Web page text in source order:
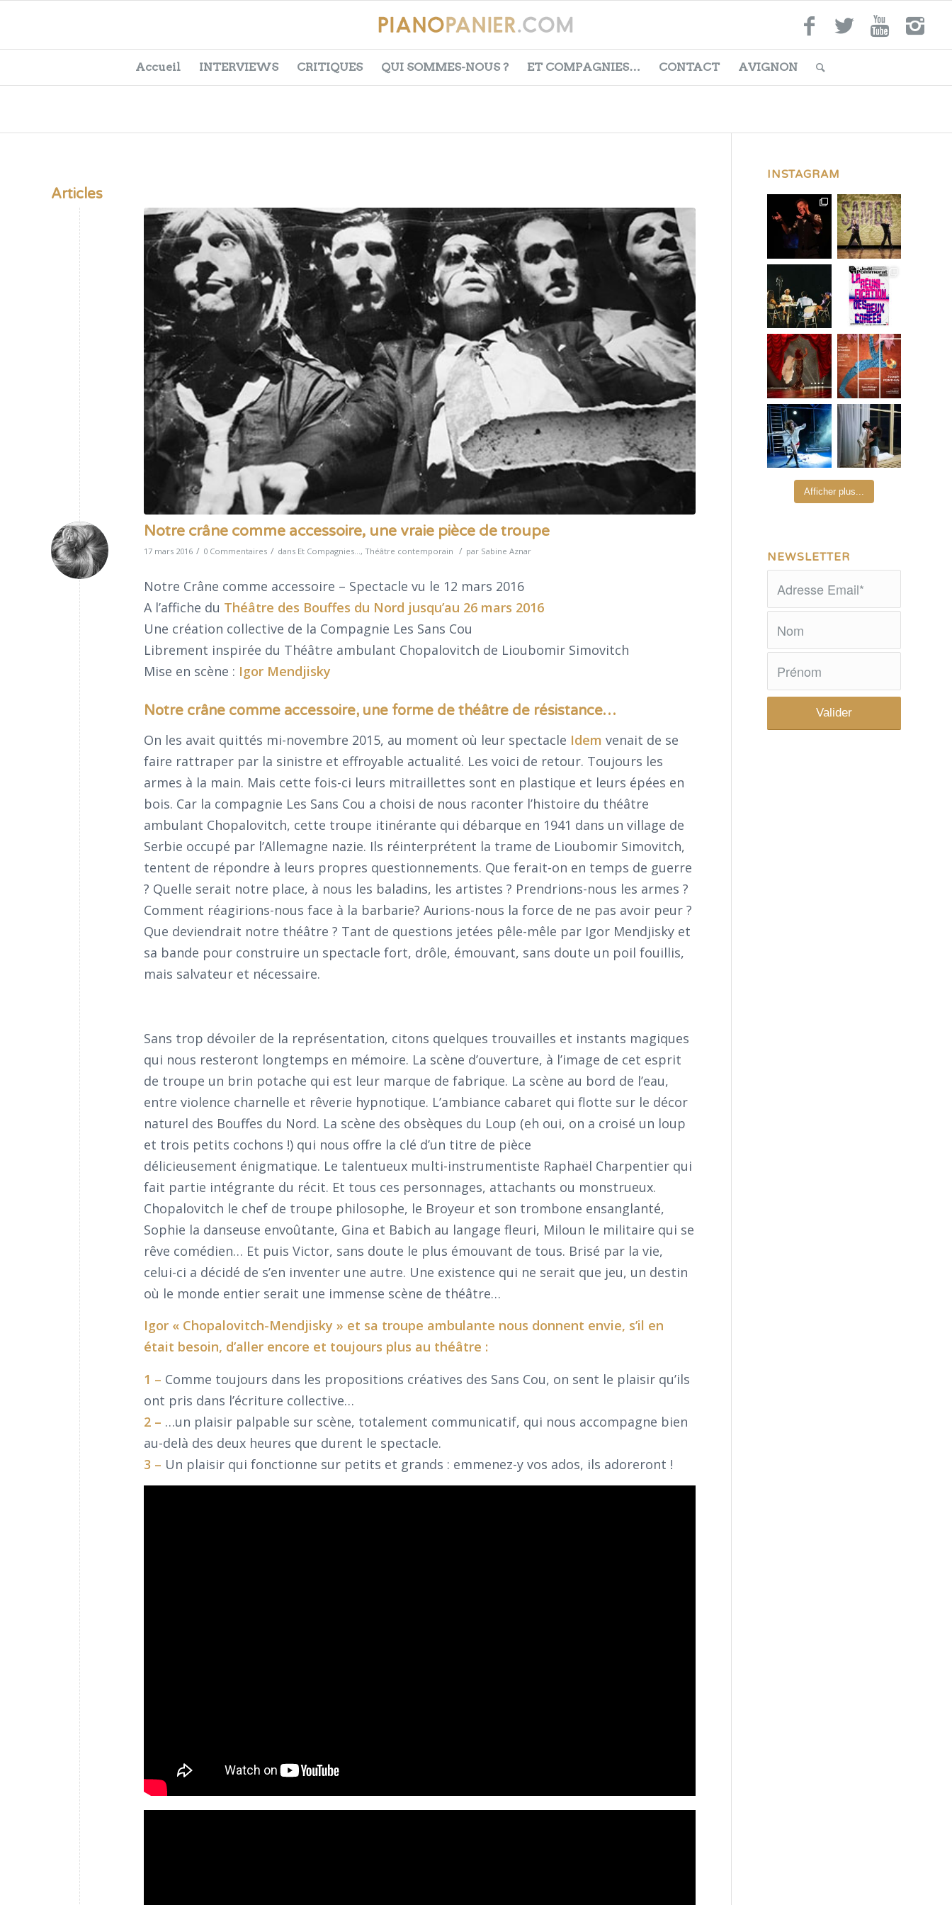
Accueil INTERVIEWS CRITIQUES QUI SOMMES-NOUS ? ET COMPAGNIES… CONTACT AVIGNON
Articles
Notre crâne comme accessoire, une vraie pièce de troupe
17 mars 2016 / 0 Commentaires / dans Et Compagnies... , Théâtre contemporain / par Sabine Aznar
Notre Crâne comme accessoire – Spectacle vu le 12 mars 2016
A l’affiche du Théâtre des Bouffes du Nord jusqu’au 26 mars 2016
Une création collective de la Compagnie Les Sans Cou
Librement inspirée du Théâtre ambulant Chopalovitch de Lioubomir Simovitch
Mise en scène : Igor Mendjisky
Notre crâne comme accessoire, une forme de théâtre de résistance…
On les avait quittés mi-novembre 2015, au moment où leur spectacle Idem venait de se
faire rattraper par la sinistre et effroyable actualité. Les voici de retour. Toujours les
armes à la main. Mais cette fois-ci leurs mitraillettes sont en plastique et leurs épées en
bois. Car la compagnie Les Sans Cou a choisi de nous raconter l’histoire du théâtre
ambulant Chopalovitch, cette troupe itinérante qui débarque en 1941 dans un village de
Serbie occupé par l’Allemagne nazie. Ils réinterprétent la trame de Lioubomir Simovitch,
tentent de répondre à leurs propres questionnements. Que ferait-on en temps de guerre
? Quelle serait notre place, à nous les baladins, les artistes ? Prendrions-nous les armes ?
Comment réagirions-nous face à la barbarie? Aurions-nous la force de ne pas avoir peur ?
Que deviendrait notre théâtre ? Tant de questions jetées pêle-mêle par Igor Mendjisky et
sa bande pour construire un spectacle fort, drôle, émouvant, sans doute un poil fouillis,
mais salvateur et nécessaire.
Sans trop dévoiler de la représentation, citons quelques trouvailles et instants magiques
qui nous resteront longtemps en mémoire. La scène d’ouverture, à l’image de cet esprit
de troupe un brin potache qui est leur marque de fabrique. La scène au bord de l’eau,
entre violence charnelle et rêverie hypnotique. L’ambiance cabaret qui flotte sur le décor
naturel des Bouffes du Nord. La scène des obsèques du Loup (eh oui, on a croisé un loup
et trois petits cochons !) qui nous offre la clé d’un titre de pièce
délicieusement énigmatique. Le talentueux multi-instrumentiste Raphaël Charpentier qui
fait partie intégrante du récit. Et tous ces personnages, attachants ou monstrueux.
Chopalovitch le chef de troupe philosophe, le Broyeur et son trombone ensanglanté,
Sophie la danseuse envoûtante, Gina et Babich au langage fleuri, Miloun le militaire qui se
rêve comédien… Et puis Victor, sans doute le plus émouvant de tous. Brisé par la vie,
celui-ci a décidé de s’en inventer une autre. Une existence qui ne serait que jeu, un destin
où le monde entier serait une immense scène de théâtre…
Igor « Chopalovitch-Mendjisky » et sa troupe ambulante nous donnent envie, s’il en
était besoin, d’aller encore et toujours plus au théâtre :
1 – Comme toujours dans les propositions créatives des Sans Cou, on sent le plaisir qu’ils
ont pris dans l’écriture collective…
2 – …un plaisir palpable sur scène, totalement communicatif, qui nous accompagne bien
au-delà des deux heures que durent le spectacle.
3 – Un plaisir qui fonctionne sur petits et grands : emmenez-y vos ados, ils adoreront !
INSTAGRAM
Afficher plus...
NEWSLETTER